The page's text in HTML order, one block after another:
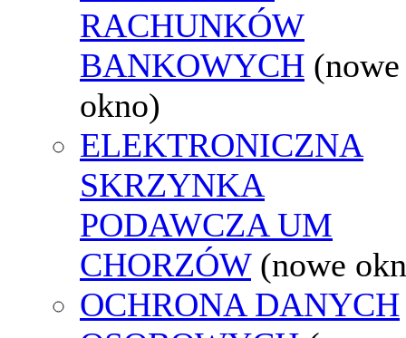
RACHUNKÓW
BANKOWYCH (nowe
okno)
ELEKTRONICZNA
SKRZYNKA
PODAWCZA UM
CHORZÓW (nowe
OCHRONA DANYCH